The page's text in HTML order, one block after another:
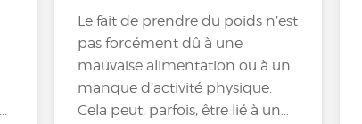
Le fait de prendre du poids n’est
pas forcément dû à une
mauvaise alimentation ou à un
manque d’activité physique.
Cela peut, parfois, être lié à un…